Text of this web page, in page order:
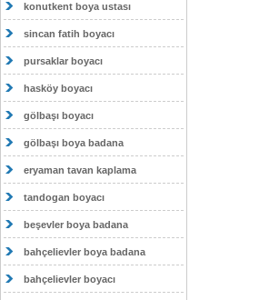
konutkent boya ustası
sincan fatih boyacı
pursaklar boyacı
hasköy boyacı
gölbaşı boyacı
gölbaşı boya badana
eryaman tavan kaplama
tandogan boyacı
beşevler boya badana
bahçelievler boya badana
bahçelievler boyacı